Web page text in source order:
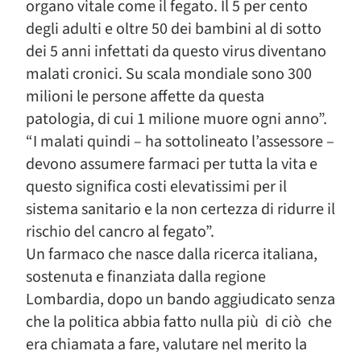
organo vitale come il fegato. Il 5 per cento
degli adulti e oltre 50 dei bambini al di sotto
dei 5 anni infettati da questo virus diventano
malati cronici. Su scala mondiale sono 300
milioni le persone affette da questa
patologia, di cui 1 milione muore ogni anno”.
“I malati quindi – ha sottolineato l’assessore –
devono assumere farmaci per tutta la vita e
questo significa costi elevatissimi per il
sistema sanitario e la non certezza di ridurre il
rischio del cancro al fegato”.
Un farmaco che nasce dalla ricerca italiana,
sostenuta e finanziata dalla regione
Lombardia, dopo un bando aggiudicato senza
che la politica abbia fatto nulla più di ciò che
era chiamata a fare, valutare nel merito la